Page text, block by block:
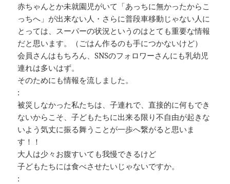
赤ちゃんとか未就園児がいて「あっちに無かったからこ
っちへ」が出来ない人・さらに普段車移動じゃない人に
とっては、スーパーの状況というのはとても重要な情報
だと思います。（ごはん作るのも手につかないけど）
会員さんはもちろん、SNSのフォロワーさんにも乳幼児
連れは多いはず。
そのためにも情報を流しました。
:
被災しなかった私たちは、子連れで、直接的に何もでき
ないからこそ、子どもたちに出来る限り不自由が起きな
いよう気丈に振る舞うことが一歩へ繋がると思いま
す！！
大人は少々お腹すいても我慢できるけど
子どもたちには食べさせたいじゃないですか。
: